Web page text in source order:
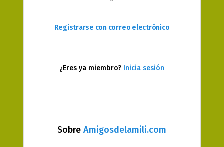
Sobre Amigosdelamili.com
Registrarse con correo electrónico
¿Eres ya miembro? Inicia sesión